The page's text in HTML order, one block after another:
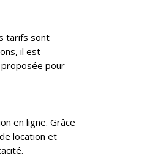
tarifs sont
il est
pour
en ligne. Grâce
location et